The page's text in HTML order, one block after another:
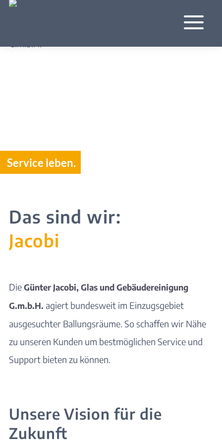
a
Service leben.
Das sind wir:
Jacobi
DieGünter Jacobi, Glas und Gebäudereinigung
G.m.b.H. agiert bundesweit im Einzugsgebiet
ausgesuchter Ballungsräume. So schaffen wir Nähe
zu unseren Kunden um bestmöglichen Service und
Support bieten zu können.
Unsere Vision für die
Zukunft